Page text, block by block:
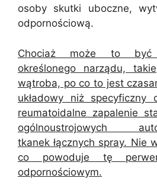
osoby skutki uboczne,
odpornościową.
Chociaż może to być
określonego narządu,
wątroba, po co to jest
układowy niż specyficzny
reumatoidalne zapalenie
ogólnoustrojowych
tkanek łącznych spray. Nie
co powoduje tę
odpornościowym.